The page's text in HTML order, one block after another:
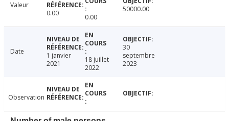
Valeur
0.00
0.00
50000.00
Date
1 janvier
2021
18 juillet
2022
30
septembre
2023
Observation